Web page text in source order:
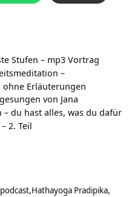
Stufen – mp3 Vortrag
–
Erläuterungen
von Jana
– du hast alles, was du dafür
2. Teil
Hathayoga Pradipika